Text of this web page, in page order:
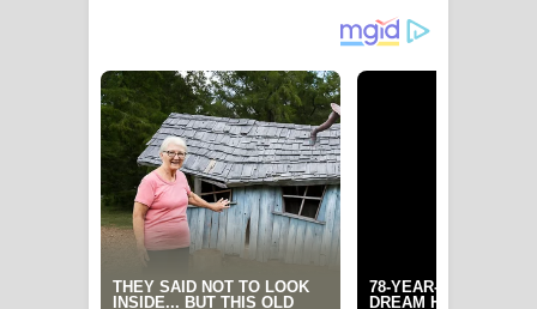
Pemwanthiye Song Lyrics -
පෙම්වන්තියේ ගීතයේ පද පෙළ
Manobhawa Song Lyrics - මනෝභව
ගීතයේ පද පෙළ
Akahe Indala Song Lyrics - ආකාහේ
ඉඳලා ගීතයේ පද පෙළ